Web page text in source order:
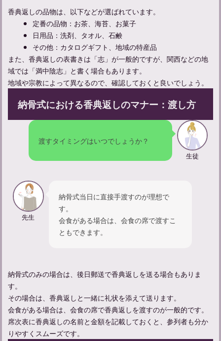
お通夜の流れと参列者として守るべきマナーについて解説
亡くなった人の顔を見に行く服装やマナーについて解説
香典返しの品物は、以下などが選ばれています。
定番の品物：お茶、海苔、お菓子
日用品：洗剤、タオル、石鹸
その他：カタログギフト、地域の特産品
また、香典返しの表書きは「志」が一般的ですが、関西などの地
域では「満中陰志」と書く場合もあります。
地域や宗教によって異なるので、確認しておくと良いでしょう。
納骨式における香典返しのマナー：渡し方
渡すタイミングはいつでしょうか？
生徒
先生
納骨式当日に直接手渡すのが理想で
す。
会食がある場合は、会食の席で渡すこ
ともできます。
納骨式のみの場合は、後日郵送で香典返しを送る場合もありま
す。
その場合は、香典返しと一緒に礼状を添えて送ります。
会食がある場合は、会食の席で香典返しを渡すのが一般的です。
席次表に香典返しの名前と金額を記載しておくと、参列者も分か
りやすくスムーズです。